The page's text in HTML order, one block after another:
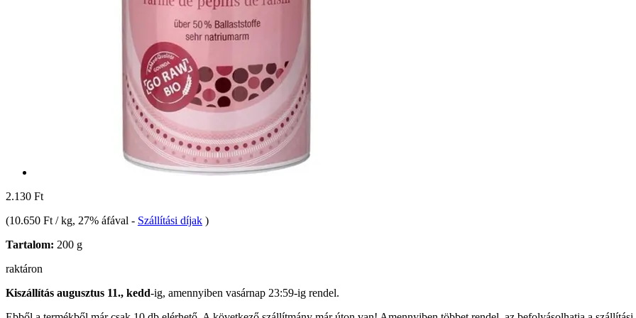
2.130 Ft
(10.650 Ft / kg, 27% áfával - Szállítási díjak )
Tartalom: 200 g
raktáron
Kiszállítás augusztus 11., kedd-ig, amennyiben vasárnap 23:59-ig rendel.